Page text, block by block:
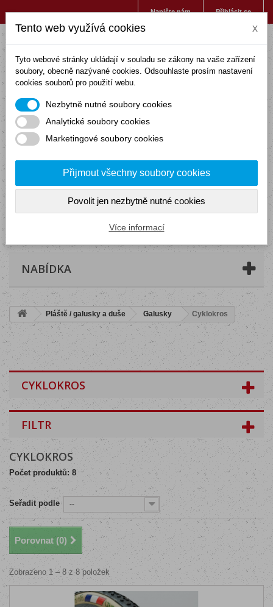
Přihlásit se
Napište nám
(prázdný)
NABÍDKA
Pláště / galusky a duše Galusky Cyklokros
CYKLOKROS
FILTR
CYKLOKROS
Počet produktů: 8
Seřadit podle --
Porovnat (0)
Zobrazeno 1 – 8 z 8 položek
Tento web využívá cookies x
Tyto webové stránky ukládají v souladu se zákony na vaše zařízení
soubory, obecně nazývané cookies. Odsouhlaste prosím nastavení
cookies souborů pro použití webu.
Nezbytně nutné soubory cookies
Analytické soubory cookies
Marketingové soubory cookies
Přijmout všechny soubory cookies
Povolit jen nezbytně nutné cookies
Více informací